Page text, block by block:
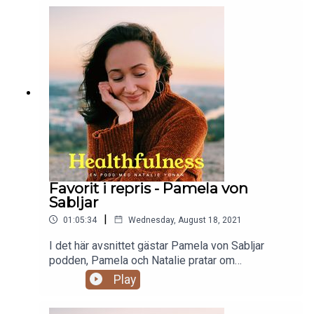
Favorit i repris - Pamela von
Sabljar
01:05:34 | Wednesday, August 18, 2021
I det här avsnittet gästar Pamela von Sabljar
podden, Pamela och Natalie pratar om
långsamhet, feminin energi, tantra, emotionell
intelligens och vad som uppstår i mellanrummet
Play